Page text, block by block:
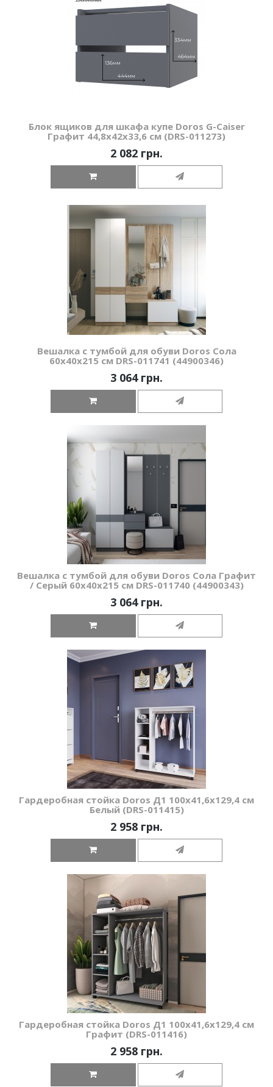
Блок ящиков для шкафа купе Doros G-Caiser
Графит 44,8х42х33,6 см (DRS-011273)
2 082 грн.
Вешалка с тумбой для обуви Doros Сола
60х40х215 см DRS-011741 (44900346)
3 064 грн.
Вешалка с тумбой для обуви Doros Сола Графит
/ Серый 60х40х215 см DRS-011740 (44900343)
3 064 грн.
Гардеробная стойка Doros Д1 100х41,6х129,4 см
Белый (DRS-011415)
2 958 грн.
Гардеробная стойка Doros Д1 100х41,6х129,4 см
Графит (DRS-011416)
2 958 грн.